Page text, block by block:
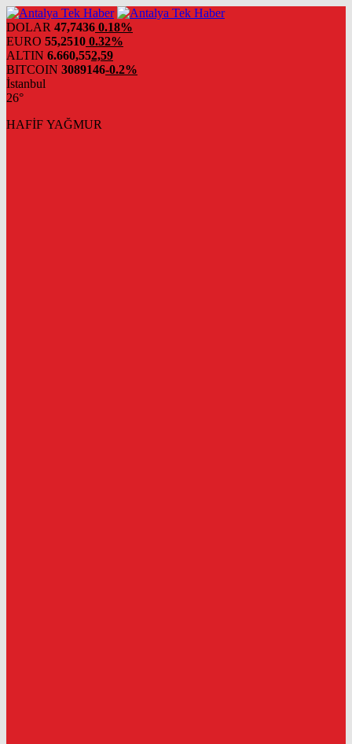
DOLAR 47,7436 0.18%
EURO 55,2510 0.32%
ALTIN 6.660,552,59
BITCOIN 3089146-0.2%
İstanbul
26°
HAFİF YAĞMUR